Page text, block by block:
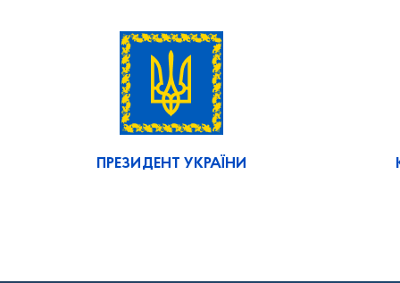
ПРЕЗИДЕНТ УКРАЇНИ